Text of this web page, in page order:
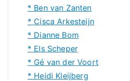
* Ben van Zanten
* Cisca Arkesteijn
* Dianne Bom
* Els Scheper
* Gé van der Voort
* Heidi Kleijberg